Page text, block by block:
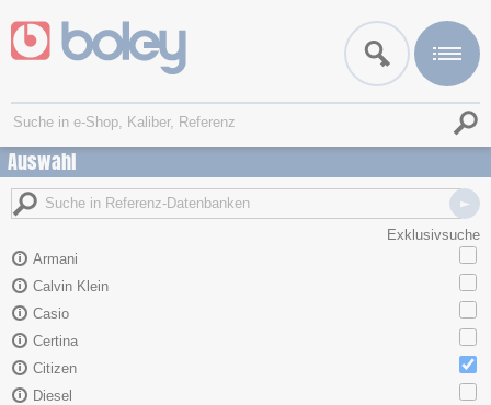
Auswahl
Exklusivsuche
Armani
Calvin Klein
Casio
Certina
Citizen
Diesel